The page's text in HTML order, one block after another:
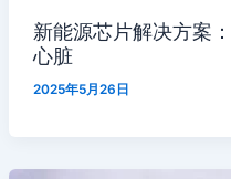
新能源芯片解决方案
心脏
2025年5月26日